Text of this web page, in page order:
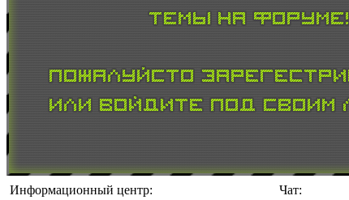
Информационный центр:
Чат: